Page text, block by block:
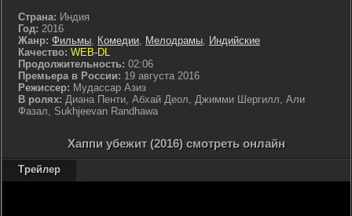
Страна: Индия
Год: 2016
Жанр: Фильмы, Комедии, Мелодрамы, Индийские
Качество: WEB-DL
Продолжительность: 02:06
Премьера в России: 19 августа 2016
Режиссер: Мудассар Азиз
В ролях: Диана Пенти, Абхай Деол, Джимми Шергилл, Али
Фазал, Sukhjeevan Randhawa
Хаппи убежит (2016) смотреть онлайн
Трейлер